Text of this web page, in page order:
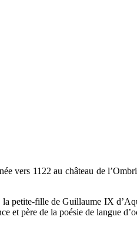
vers 1122 au château de
la petite-fille de Guillaume IX
et père de la poésie de langue